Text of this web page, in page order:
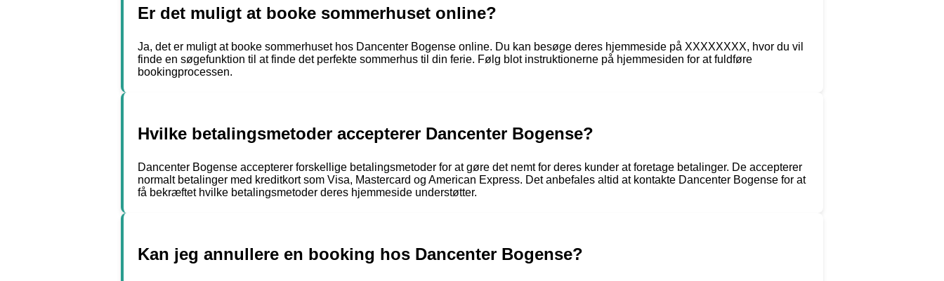
Er det muligt at booke sommerhuset online?
Ja, det er muligt at booke sommerhuset hos Dancenter Bogense online. Du kan besøge deres hjemmeside på XXXXXXXX, hvor du vil
finde en søgefunktion til at finde det perfekte sommerhus til din ferie. Følg blot instruktionerne på hjemmesiden for at fuldføre
bookingprocessen.
Hvilke betalingsmetoder accepterer Dancenter Bogense?
Dancenter Bogense accepterer forskellige betalingsmetoder for at gøre det nemt for deres kunder at foretage betalinger. De accepterer
normalt betalinger med kreditkort som Visa, Mastercard og American Express. Det anbefales altid at kontakte Dancenter Bogense for at
få bekræftet hvilke betalingsmetoder deres hjemmeside understøtter.
Kan jeg annullere en booking hos Dancenter Bogense?